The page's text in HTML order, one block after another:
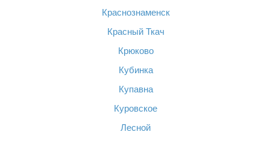
Краснознаменск
Красный Ткач
Крюково
Кубинка
Купавна
Куровское
Лесной